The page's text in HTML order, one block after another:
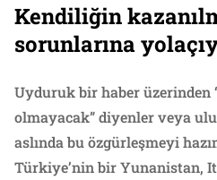
Kendiliğin
sorunlarına
Uyduruk bir haber üzerinden
olmayacak” diyenler veya
aslında bu özgürleşmeyi
Türkiye’nin bir Yunanistan,